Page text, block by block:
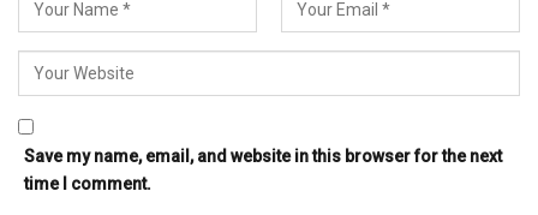
Save my name, email, and website in this browser for the next
time I comment.